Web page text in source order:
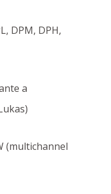
DPM, DPH,
a
(multichannel